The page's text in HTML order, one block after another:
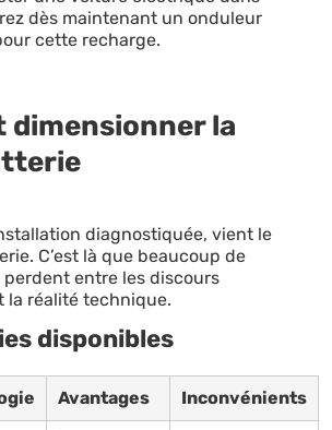
dès maintenant un onduleur
cette recharge.
dimensionner la
diagnostiquée, vient le
C’est là que beaucoup de
entre les discours
la réalité technique.
disponibles
Avantages Inconvénients